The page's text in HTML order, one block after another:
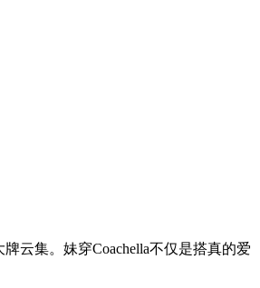
云集。妹穿Coachella不仅是搭真的爱